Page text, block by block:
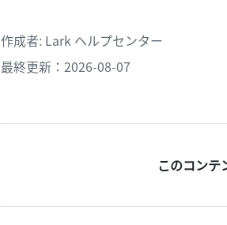
作成者: Lark ヘルプセンター
最終更新：2026-08-07
このコンテ